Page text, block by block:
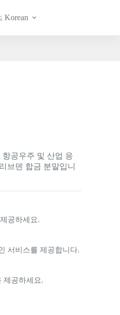
Korean
공우주 및 산업 응
브덴 합금 분말입니
공하세요.
서비스를 제공합니다.
제공하세요.